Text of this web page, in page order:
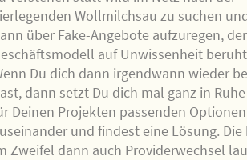
Wollmilchsau zu suchen
über Fake-Angebote aufzuregen,
auf Unwissenheit
Du dich dann irgendwann wieder
dann setzt Du dich mal ganz in
Deinen Projekten passenden Optionen
und findest eine Lösung. Die
Zweifel dann auch Providerwechsel